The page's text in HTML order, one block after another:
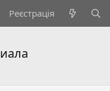
Реєстрація